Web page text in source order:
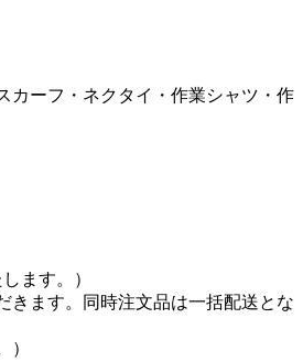
カーフ・ネクタイ・作業シャツ・作
ます。）
きます。同時注文品は一括配送とな